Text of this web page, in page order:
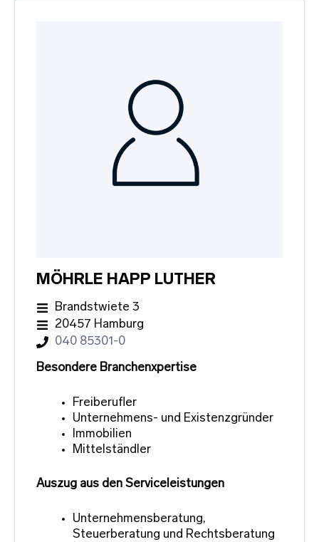
MÖHRLE HAPP LUTHER
Brandstwiete 3
20457 Hamburg
040 85301-0
Besondere Branchenxpertise
Freiberufler
Unternehmens- und Existenzgründer
Immobilien
Mittelständler
Auszug aus den Serviceleistungen
Unternehmensberatung,
Steuerberatung und Rechtsberatung